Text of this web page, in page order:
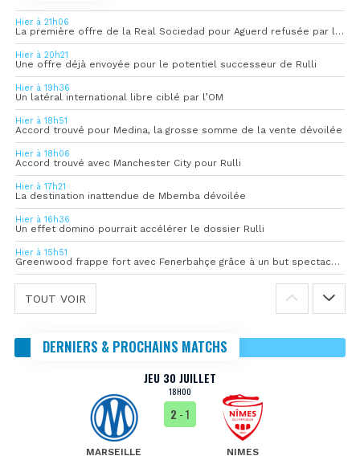
Hier à 21h06
La première offre de la Real Sociedad pour Aguerd refusée par l’OM
Hier à 20h21
Une offre déjà envoyée pour le potentiel successeur de Rulli
Hier à 19h36
Un latéral international libre ciblé par l’OM
Hier à 18h51
Accord trouvé pour Medina, la grosse somme de la vente dévoilée
Hier à 18h06
Accord trouvé avec Manchester City pour Rulli
Hier à 17h21
La destination inattendue de Mbemba dévoilée
Hier à 16h36
Un effet domino pourrait accélérer le dossier Rulli
Hier à 15h51
Greenwood frappe fort avec Fenerbahçe grâce à un but spectaculaire
TOUT VOIR
DERNIERS & PROCHAINS MATCHS
JEU 30 JUILLET
18H00
MARSEILLE
2 - 1
NIMES